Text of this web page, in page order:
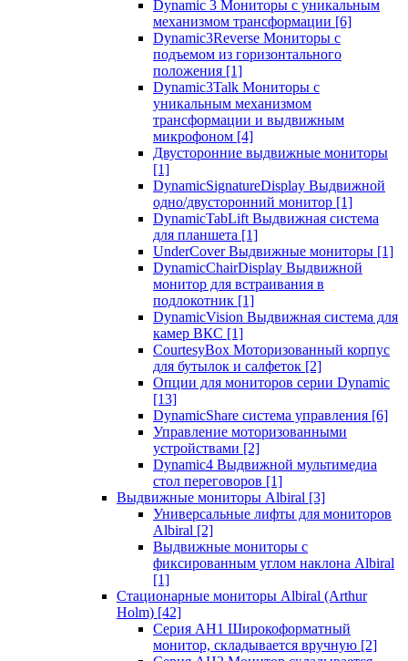
Dynamic 3 Мониторы с уникальным
механизмом трансформации [6]
Dynamic3Reverse Мониторы с
подъемом из горизонтального
положения [1]
Dynamic3Talk Мониторы с
уникальным механизмом
трансформации и выдвижным
микрофоном [4]
Двусторонние выдвижные мониторы
[1]
DynamicSignatureDisplay Выдвижной
одно/двусторонний монитор [1]
DynamicTabLift Выдвижная система
для планшета [1]
UnderCover Выдвижные мониторы [1]
DynamicChairDisplay Выдвижной
монитор для встраивания в
подлокотник [1]
DynamicVision Выдвижная система для
камер ВКС [1]
CourtesyBox Моторизованный корпус
для бутылок и салфеток [2]
Опции для мониторов серии Dynamic
[13]
DynamicShare система управления [6]
Управление моторизованными
устройствами [2]
Dynamic4 Выдвижной мультимедиа
стол переговоров [1]
Выдвижные мониторы Albiral [3]
Универсальные лифты для мониторов
Albiral [2]
Выдвижные мониторы с
фиксированным углом наклона Albiral
[1]
Стационарные мониторы Albiral (Arthur
Holm) [42]
Серия AH1 Широкоформатный
монитор, складывается вручную [2]